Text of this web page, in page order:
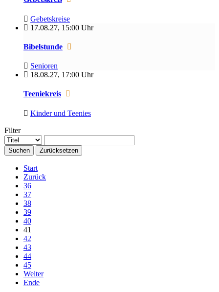
Gebetskreise
17.08.27, 15:00 Uhr
Bibelstunde
Senioren
18.08.27, 17:00 Uhr
Teeniekreis
Kinder und Teenies
Filter
Suchen Zurücksetzen
Start
Zurück
36
37
38
39
40
41
42
43
44
45
Weiter
Ende